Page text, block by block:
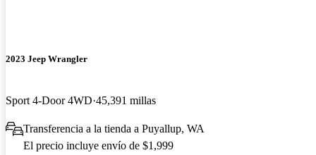
2023 Jeep Wrangler
Sport 4-Door 4WD 45,391 millas
Transferencia a la tienda a Puyallup, WA
El precio incluye envío de $1,999